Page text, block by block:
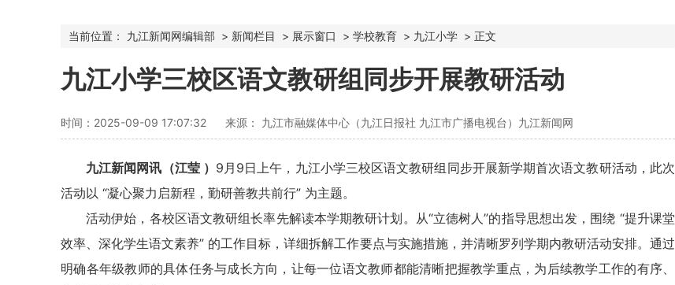
当前位置： 九江新闻网编辑部 > 新闻栏目 > 展示窗口 > 学校教育 > 九江小学 > 正文
九江小学三校区语文教研组同步开展教研活动
时间：2025-09-09 17:07:32 来源： 九江市融媒体中心（九江日报社 九江市广播电视台）九江新闻网
九江新闻网讯（江莹 ） 9月9日上午，九江小学三校区语文教研组同步开展新学期首次语文教研活动，此次
活动以 “凝心聚力启新程，勤研善教共前行” 为主题。
活动伊始，各校区语文教研组长率先解读本学期教研计划。从“立德树人”的指导思想出发，围绕 “提升课堂
效率、深化学生语文素养” 的工作目标，详细拆解工作要点与实施措施，并清晰罗列学期内教研活动安排。通过
明确各年级教师的具体任务与成长方向 ，让每一位语文教师都能清晰把握教学重点，为后续教学工作的有序、